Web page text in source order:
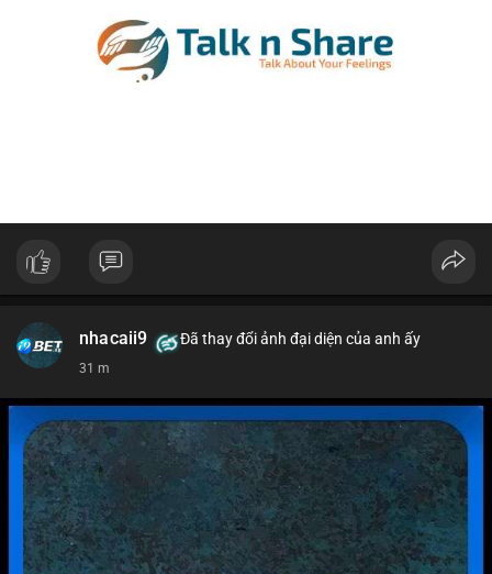
nhacaii9 Đã thay đổi ảnh đại diện của anh ấy
31 m